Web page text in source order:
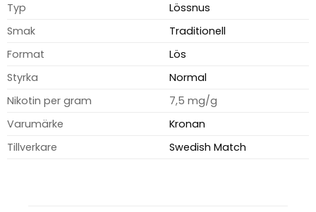
Typ
Lössnus
Smak
Traditionell
Format
Lös
Styrka
Normal
Nikotin per gram
7,5 mg/g
Varumärke
Kronan
Tillverkare
Swedish Match